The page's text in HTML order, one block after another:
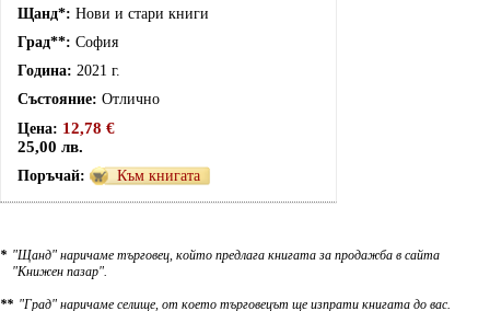
Нови и стари книги
София
2021 г.
Отлично
12,78 €
25,00 лв.
Към книгата
* "Щанд" наричаме търговец, който предлага книгата за продажба в сайта
"Книжен пазар".
** "Град" наричаме селище, от което търговецът ще изпрати книгата до вас.